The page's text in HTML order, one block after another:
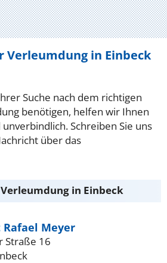
in Einbeck
Suche nach dem richtigen
benötigen, helfen wir Ihnen
Schreiben Sie uns
über das
in Einbeck
Meyer
Straße 16